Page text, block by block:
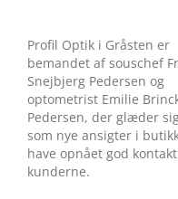
Profil Optik i Gråsten er
bemandet af souschef
Snejbjerg Pedersen og
optometrist Emilie
Pedersen, der glæder
som nye ansigter i
have opnået god
kunderne.